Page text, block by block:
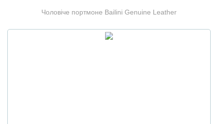
Чоловіче портмоне Bailini Genuine Leather